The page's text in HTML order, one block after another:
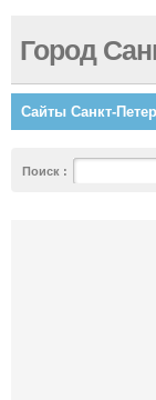
Город
Сайты Санкт-
Поиск :